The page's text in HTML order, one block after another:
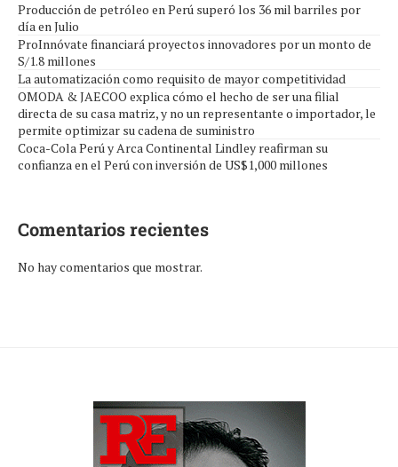
Producción de petróleo en Perú superó los 36 mil barriles por
día en Julio
ProInnóvate financiará proyectos innovadores por un monto de
S/1.8 millones
La automatización como requisito de mayor competitividad
OMODA & JAECOO explica cómo el hecho de ser una filial
directa de su casa matriz, y no un representante o importador, le
permite optimizar su cadena de suministro
Coca-Cola Perú y Arca Continental Lindley reafirman su
confianza en el Perú con inversión de US$1,000 millones
Comentarios recientes
No hay comentarios que mostrar.